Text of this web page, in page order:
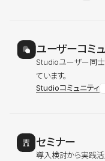
ユーザーコミ
Studioユーザー同士
ています。
Studioコミュニティ
セミナー
導入検討から実践